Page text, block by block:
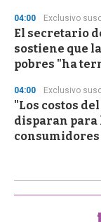
04:00 Exclusivo
El secretario
sostiene que
pobres "ha
04:00 Exclusivo
"Los costos
disparan para
consumidores